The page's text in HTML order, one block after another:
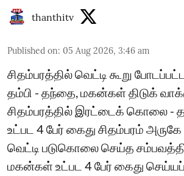
thanthitv
Published on: 05 Aug 2026, 3:46 am
சிதம்பரத்தில் வெட்டி கூறு
தம்பி - தந்தை, மகன்கள் திடுக்
சிதம்பரத்தில் இரட்டைக் கொலை -
உட்பட 4 பேர் கைது சிதம்பரம்
வெட்டி படுகொலை செய்த
மகன்கள் உட்பட 4 பேர் கைது